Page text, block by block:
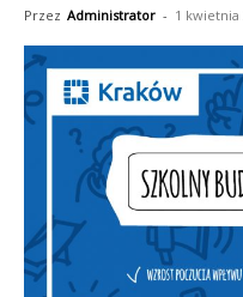
Przez Administrator - 1 kwietnia